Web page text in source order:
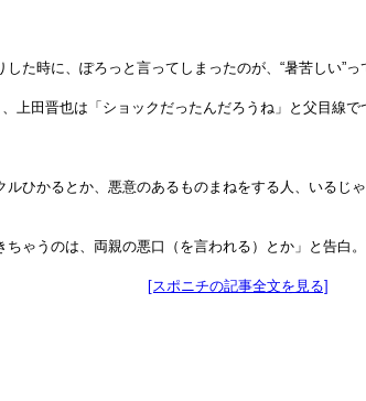
た時に、ぽろっと言ってしまったのが、“暑苦しい”
上田晋也は「ショックだったんだろうね」と父目線で
ひかるとか、悪意のあるものまねをする人、いる
ゃうのは、両親の悪口（を言われる）とか」と告白
[スポニチの記事全文を見る]